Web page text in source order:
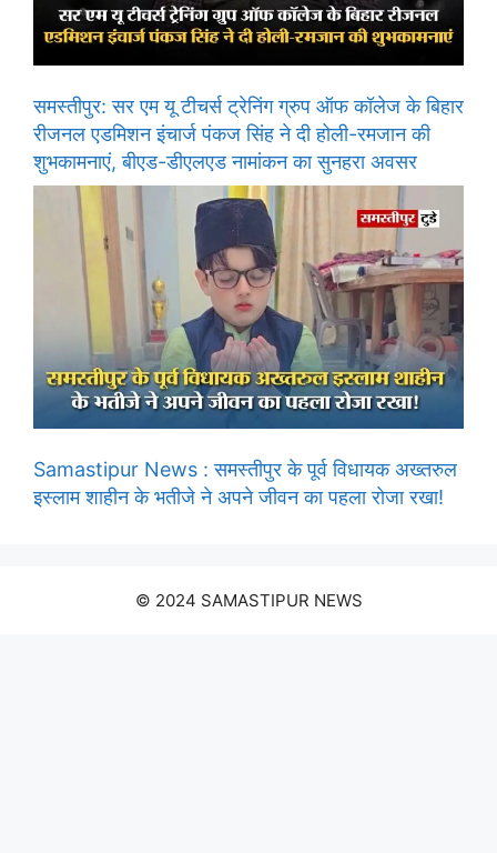
समस्तीपुर: सर एम यू टीचर्स ट्रेनिंग ग्रुप ऑफ कॉलेज के बिहार
रीजनल एडमिशन इंचार्ज पंकज सिंह ने दी होली-रमजान की
शुभकामनाएं, बीएड-डीएलएड नामांकन का सुनहरा अवसर
Samastipur News : समस्तीपुर के पूर्व विधायक अख्तरुल
इस्लाम शाहीन के भतीजे ने अपने जीवन का पहला रोजा रखा!
© 2024 SAMASTIPUR NEWS